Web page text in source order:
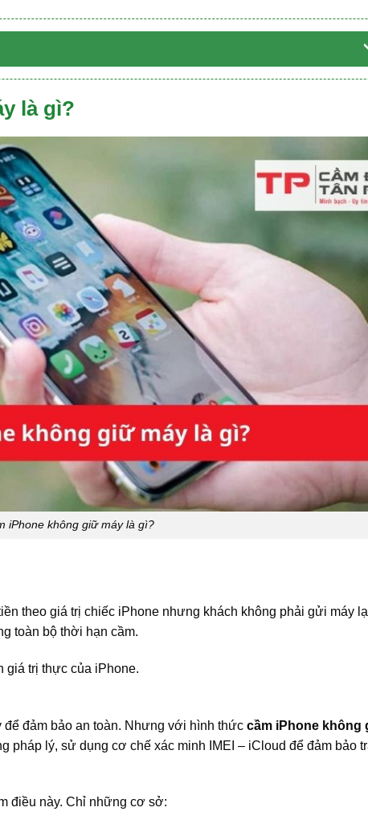
là gì?
iPhone không giữ máy là gì?
theo giá trị chiếc iPhone nhưng khách không phải gửi máy
toàn bộ thời hạn cầm.
giá trị thực của iPhone.
đảm bảo an toàn. Nhưng với hình thức cầm iPhone không
pháp lý, sử dụng cơ chế xác minh IMEI – iCloud để đảm bảo
điều này. Chỉ những cơ sở: